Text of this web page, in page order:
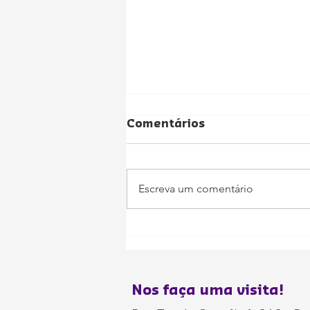
Crianças
Comentários
Escreva um comentário
Nos faça uma visita!